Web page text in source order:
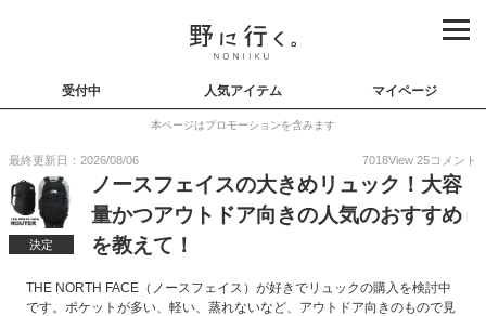
受付中 人気アイテム マイページ
本ページはプロモーションを含みます
最終更新日：2026/08/06 7018View 25コメント
決定
ノースフェイスの大きめリュック！大容
量かつアウトドア向きの人気のおすすめ
を教えて！
THE NORTH FACE（ノースフェイス）が好きでリュックの購入を検討中
です。ポケットが多い、軽い、蒸れないなど、アウトドア向きのもので見